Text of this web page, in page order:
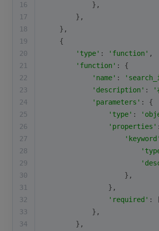
16
            },
17
        },
18
    },
19
    {
20
'type' : 'function' ,
21
'function' : {
22
'name' :
23
'description' :
'
24
'parameters' : {
25
'type' :
26
'properties'
27
'keyword'
28
29
30
                    },
31
                },
32
'required' :
33
            },
34
        },